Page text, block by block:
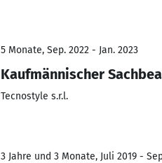
5 Monate, Sep. 2022 - Jan. 2023
Kaufmännischer
Tecnostyle s.r.l.
3 Jahre und 3 Monate, Juli 2019 -